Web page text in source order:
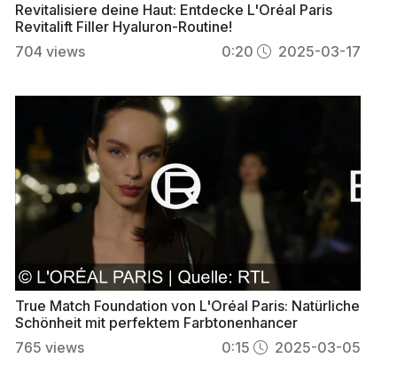
Revitalisiere deine Haut: Entdecke L'Oréal Paris
Revitalift Filler Hyaluron-Routine!
704 views 0:20 2025-03-17
True Match Foundation von L'Oréal Paris: Natürliche
Schönheit mit perfektem Farbtonenhancer
765 views 0:15 2025-03-05